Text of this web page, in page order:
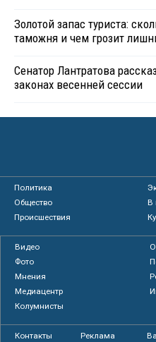
Золотой запас туриста:
таможня и чем грозит
Сенатор Лантратова
законах весенней сессии
Политика
Общество
В
Происшествия
Видео
Фото
Мнения
Медиацентр
Колумнисты
Контакты Реклама